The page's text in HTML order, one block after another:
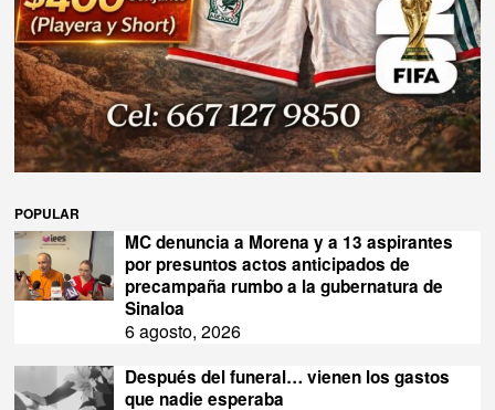
POPULAR
MC denuncia a Morena y a 13 aspirantes
por presuntos actos anticipados de
precampaña rumbo a la gubernatura de
Sinaloa
6 agosto, 2026
Después del funeral… vienen los gastos
que nadie esperaba